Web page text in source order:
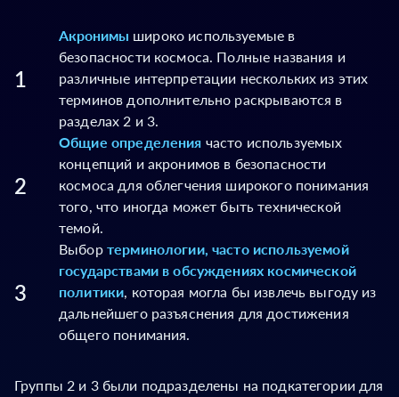
1
Акронимы широко используемые в
безопасности космоса. Полные названия и
различные интерпретации нескольких из этих
терминов дополнительно раскрываются в
разделах 2 и 3.
2
Общие определения часто используемых
концепций и акронимов в безопасности
космоса для облегчения широкого понимания
того, что иногда может быть технической
темой.
3
Выбор терминологии, часто используемой
государствами в обсуждениях космической
политики, которая могла бы извлечь выгоду из
дальнейшего разъяснения для достижения
общего понимания.
Группы 2 и 3 были подразделены на подкатегории для